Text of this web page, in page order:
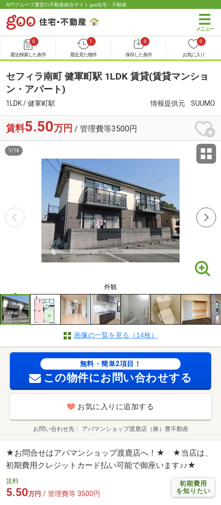
NTTグループ運営の不動産総合サイト goo住宅・不動産
0
最近検索した条件
1
最近見た物件
0
保存した条件
0
お気に入り
セフィラ南町 健軍町駅 1LDK 賃貸(賃貸マンショ
ン・アパート)
1LDK / 健軍町駅 情報提供元 SUUMO
賃料5.50万円 / 管理費等3500円
外観
1 /14
画像の一覧を見る（14枚）
無料・簡単2項目！
この物件にお問い合わせする
お気に入りに追加する
お問い合わせ先 アパマンショップ渡鹿店（株）豊不動産
★お問合せはアパマンショップ渡鹿店へ！★ ★当店は、
初期費用クレジットカード払い可能で御座います♪♪★
初期費用
を知りたい
賃料
5.50万円 / 管理費等 3500円